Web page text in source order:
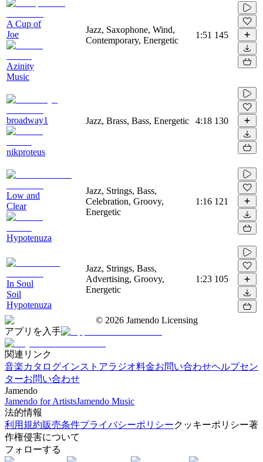
A Cup of
Joe
Azinity
Music
Jazz, Saxophone, Wind,
Contemporary, Energetic
1:51 145
broadway1
nikproteus
Jazz, Brass, Bass, Energetic 4:18 130
Low and
Clear
Hypotenuza
Jazz, Strings, Bass,
Celebration, Groovy,
Energetic
1:16 121
In Soul
Soil
Hypotenuza
Jazz, Strings, Bass,
Advertising, Groovy,
Energetic
1:23 105
© 2026 Jamendo Licensing
アプリを入手
関連リンク
音楽カタログインストアラジオ料金お問い合わせヘルプセン
ターお問い合わせ
Jamendo
Jamendo for ArtistsJamendo Music
法的情報
利用規約販売条件プライバシーポリシークッキーポリシー著
作権侵害について
フォローする